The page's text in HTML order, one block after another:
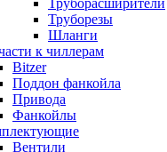
Труборасширители
Труборезы
Шланги
к чиллерам
Bitzer
Поддон фанкойла
Привода
Фанкойлы
Вентили